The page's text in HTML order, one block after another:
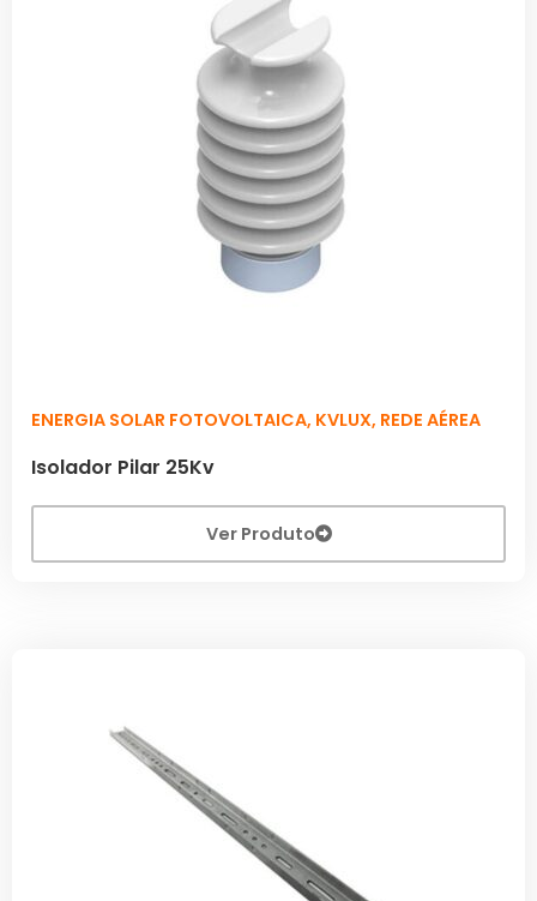
ENERGIA SOLAR FOTOVOLTAICA, KVLUX, REDE AÉREA
Isolador Pilar 25Kv
Ver Produto